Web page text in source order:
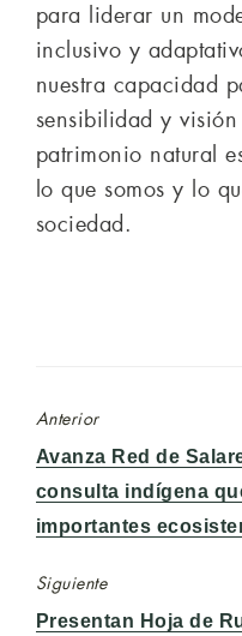
para liderar un
inclusivo y
nuestra capacidad
sensibilidad y
patrimonio natural
lo que somos y lo
sociedad.
Anterior
Entrada
anterior:
Avanza Red de
consulta indígena
importantes
Siguiente
Entrada
Presentan Hoja de